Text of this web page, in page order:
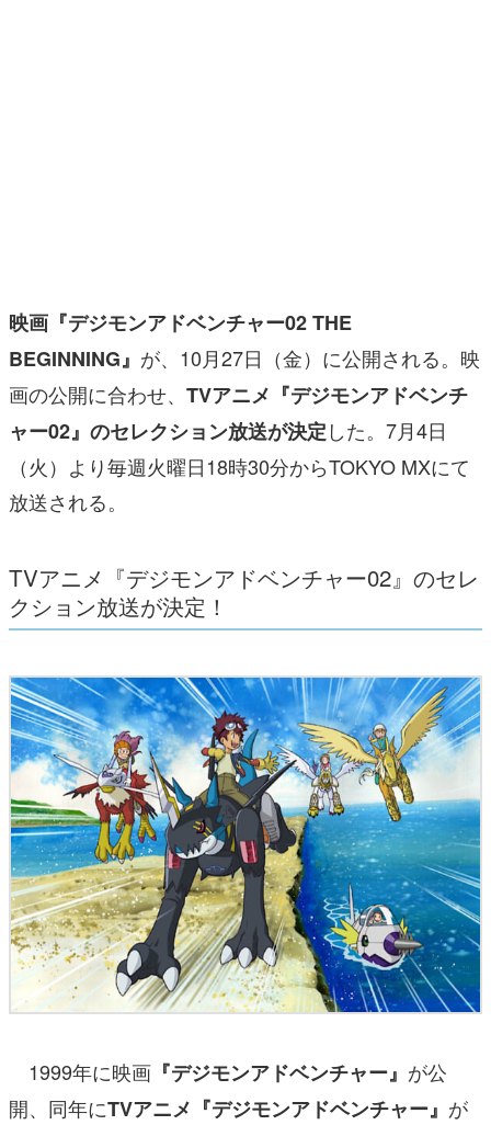
映画『デジモンアドベンチャー02 THE
BEGINNING』 が、10月27日（金）に公開される。映
画の公開に合わせ、 TVアニメ『デジモンアドベンチ
ャー02』のセレクション放送が決定した。7月4日
（火）より毎週火曜日18時30分からTOKYO MXにて
放送される。
TVアニメ『デジモンアドベンチャー02』のセレ
クション放送が決定！
1999年に映画 『デジモンアドベンチャー』 が公
開、同年にTVアニメ『デジモンアドベンチャー』 が